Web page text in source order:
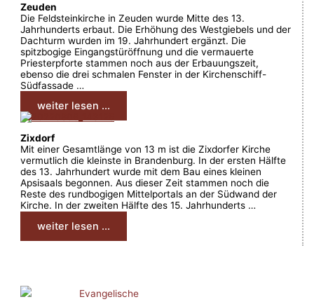
Zeuden
Die Feldsteinkirche in Zeuden wurde Mitte des 13.
Jahrhunderts erbaut. Die Erhöhung des Westgiebels und der
Dachturm wurden im 19. Jahrhundert ergänzt. Die
spitzbogige Eingangstüröffnung und die vermauerte
Priesterpforte stammen noch aus der Erbauungszeit,
ebenso die drei schmalen Fenster in der Kirchenschiff-
Südfassade …
weiter lesen ...
Zixdorf
Mit einer Gesamtlänge von 13 m ist die Zixdorfer Kirche
vermutlich die kleinste in Brandenburg. In der ersten Hälfte
des 13. Jahrhundert wurde mit dem Bau eines kleinen
Apsisaals begonnen. Aus dieser Zeit stammen noch die
Reste des rundbogigen Mittelportals an der Südwand der
Kirche. In der zweiten Hälfte des 15. Jahrhunderts …
weiter lesen ...
Evangelische